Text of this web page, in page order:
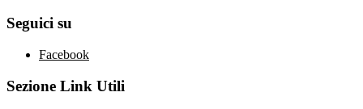
Seguici su
Facebook
Sezione Link Utili